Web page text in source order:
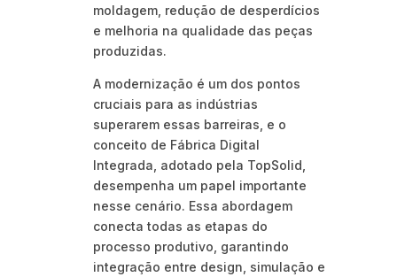
moldagem, redução de desperdícios
e melhoria na qualidade das peças
produzidas.
A modernização é um dos pontos
cruciais para as indústrias
superarem essas barreiras, e o
conceito de Fábrica Digital
Integrada, adotado pela TopSolid,
desempenha um papel importante
nesse cenário. Essa abordagem
conecta todas as etapas do
processo produtivo, garantindo
integração entre design, simulação e